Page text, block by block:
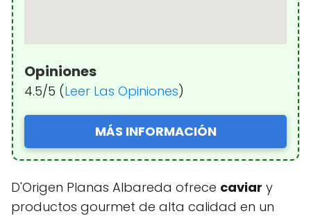
Opiniones
4.5/5 (Leer Las Opiniones)
MÁS INFORMACIÓN
D'Origen Planas Albareda ofrece caviar y
productos gourmet de alta calidad en un